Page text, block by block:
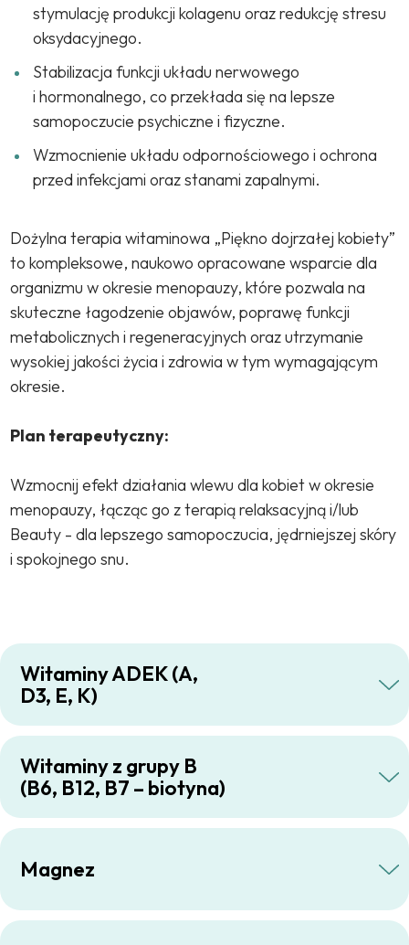
stymulację produkcji kolagenu oraz redukcję stresu
oksydacyjnego.
Stabilizacja funkcji układu nerwowego
i hormonalnego, co przekłada się na lepsze
samopoczucie psychiczne i fizyczne.
Wzmocnienie układu odpornościowego i ochrona
przed infekcjami oraz stanami zapalnymi.
Dożylna terapia witaminowa „Piękno dojrzałej kobiety”
to kompleksowe, naukowo opracowane wsparcie dla
organizmu w okresie menopauzy, które pozwala na
skuteczne łagodzenie objawów, poprawę funkcji
metabolicznych i regeneracyjnych oraz utrzymanie
wysokiej jakości życia i zdrowia w tym wymagającym
okresie.
Plan terapeutyczny:
Wzmocnij efekt działania wlewu dla kobiet w okresie
menopauzy, łącząc go z terapią relaksacyjną i/lub
Beauty - dla lepszego samopoczucia, jędrniejszej skóry
i spokojnego snu.
Witaminy ADEK (A,
D3, E, K)
Witaminy z grupy B
(B6, B12, B7 – biotyna)
Magnez